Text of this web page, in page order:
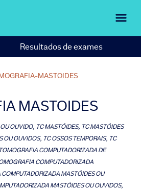
Resultados de exames
MASTOIDES
MASTOIDES
OUVIDO, TC MASTÓIDES, TC MASTÓIDES
OU OUVIDOS, TC OSSOS TEMPORAIS, TC
COMPUTADORIZADA DE
COMPUTADORIZADA
MASTÓIDES OU
MASTÓIDES OU OUVIDOS,